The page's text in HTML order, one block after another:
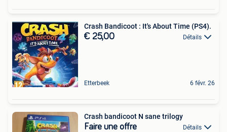
Crash Bandicoot : It's About Time (PS4).
€ 25,00 Détails
Etterbeek 6 févr. 26
Crash bandicoot N sane trilogy
Faire une offre Détails